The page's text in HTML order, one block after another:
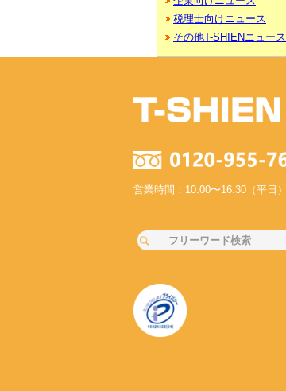
税理士向けニュース
その他T-SHIENニュース
営業時間：10:00〜16:30（平日）